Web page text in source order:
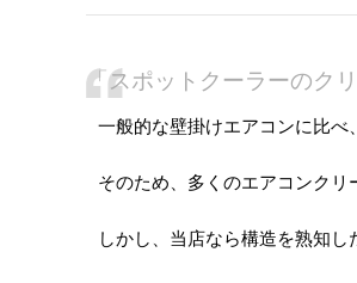
「スポットクーラーのク
一般的な壁掛けエアコンに比べ
そのため、多くのエアコンクリ
しかし、当店なら構造を熟知し